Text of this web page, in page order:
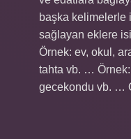
başka kelimelerle
sağlayan eklere
Örnek: ev, okul,
tahta vb. … Örnek:
gecekondu vb. …